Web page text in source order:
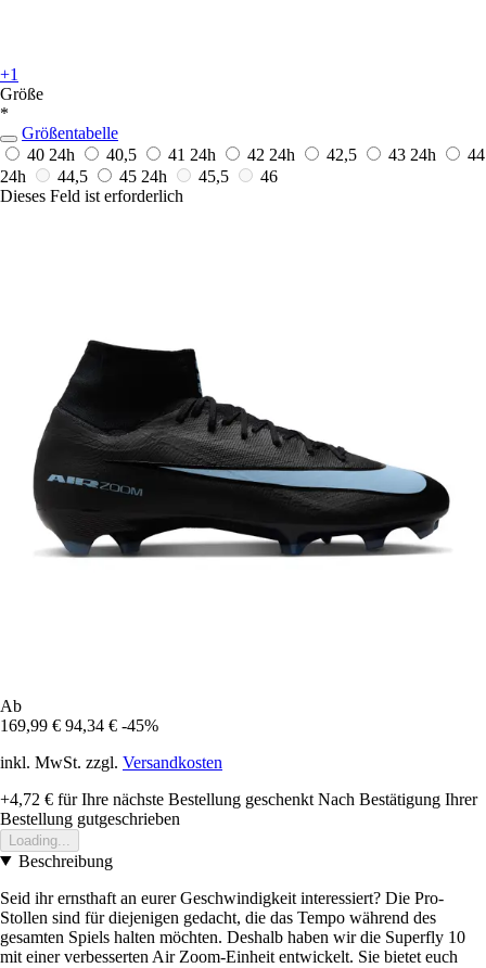
+1
Größe
*
Größentabelle
40 24h 40,5 41 24h 42 24h 42,5 43 24h
44
24h
44,5 45 24h 45,5
46
Dieses Feld ist erforderlich
Ab
169,99 € 94,34 € -45%
inkl. MwSt. zzgl. Versandkosten
+4,72 € für Ihre nächste Bestellung geschenkt Nach Bestätigung Ihrer
Bestellung gutgeschrieben
Loading...
Beschreibung
Seid ihr ernsthaft an eurer Geschwindigkeit interessiert? Die Pro-
Stollen sind für diejenigen gedacht, die das Tempo während des
gesamten Spiels halten möchten. Deshalb haben wir die Superfly 10
mit einer verbesserten Air Zoom-Einheit entwickelt. Sie bietet euch